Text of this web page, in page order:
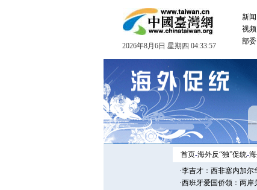
2026年8月6日 星期四 04:33:57
新闻
视频
部委
首页-海外反“独”促统-
·李吉才：西非塞内加尔
·西班牙爱国侨领：两岸